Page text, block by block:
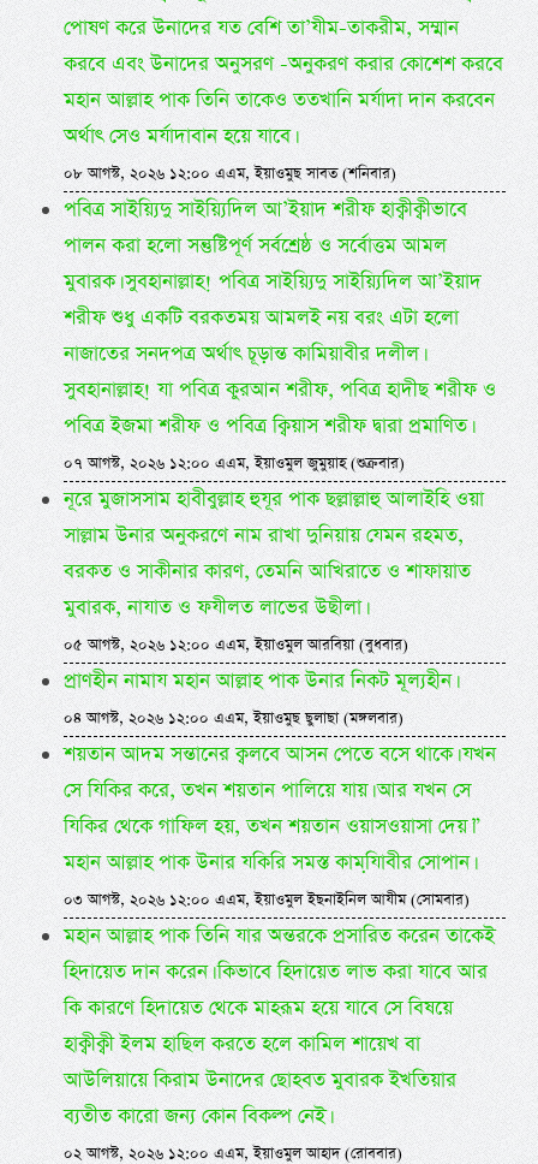
পোষণ করে উনাদের যত বেশি তা’যীম-তাকরীম, সম্মান
করবে এবং উনাদের অনুসরণ -অনুকরণ করার কোশেশ করবে
মহান আল্লাহ পাক তিনি তাকেও ততখানি মর্যাদা দান করবেন
অর্থাৎ সেও মর্যাদাবান হয়ে যাবে।
০৮ আগস্ট, ২০২৬ ১২:০০ এএম, ইয়াওমুছ সাবত (শনিবার)
পবিত্র সাইয়্যিদু সাইয়্যিদিল আ’ইয়াদ শরীফ হাক্বীক্বীভাবে
পালন করা হলো সন্তুষ্টিপূর্ণ সর্বশ্রেষ্ঠ ও সর্বোত্তম আমল
মুবারক। সুবহানাল্লাহ! পবিত্র সাইয়্যিদু সাইয়্যিদিল আ’ইয়াদ
শরীফ শুধু একটি বরকতময় আমলই নয় বরং এটা হলো
নাজাতের সনদপত্র অর্থাৎ চূড়ান্ত কামিয়াবীর দলীল।
সুবহানাল্লাহ! যা পবিত্র কুরআন শরীফ, পবিত্র হাদীছ শরীফ ও
পবিত্র ইজমা শরীফ ও পবিত্র ক্বিয়াস শরীফ দ্বারা প্রমাণিত।
০৭ আগস্ট, ২০২৬ ১২:০০ এএম, ইয়াওমুল জুমুয়াহ (শুক্রবার)
নূরে মুজাসসাম হাবীবুল্লাহ হুযূর পাক ছল্লাল্লাহু আলাইহি ওয়া
সাল্লাম উনার অনুকরণে নাম রাখা দুনিয়ায় যেমন রহমত,
বরকত ও সাকীনার কারণ, তেমনি আখিরাতে ও শাফায়াত
মুবারক, নাযাত ও ফযীলত লাভের উছীলা।
০৫ আগস্ট, ২০২৬ ১২:০০ এএম, ইয়াওমুল আরবিয়া (বুধবার)
প্রাণহীন নামায মহান আল্লাহ পাক উনার নিকট মূল্যহীন।
০৪ আগস্ট, ২০২৬ ১২:০০ এএম, ইয়াওমুছ ছুলাছা (মঙ্গলবার)
শয়তান আদম সন্তানের ক্বলবে আসন পেতে বসে থাকে। যখন
সে যিকির করে, তখন শয়তান পালিয়ে যায়। আর যখন সে
যিকির থেকে গাফিল হয়, তখন শয়তান ওয়াসওয়াসা দেয়।”
মহান আল্লাহ পাক উনার যকিরি সমস্ত কামযি়াবীর সোপান।
০৩ আগস্ট, ২০২৬ ১২:০০ এএম, ইয়াওমুল ইছনাইনিল আযীম (সোমবার)
মহান আল্লাহ পাক তিনি যার অন্তরকে প্রসারিত করেন তাকেই
হিদায়েত দান করেন। কিভাবে হিদায়েত লাভ করা যাবে আর
কি কারণে হিদায়েত থেকে মাহরূম হয়ে যাবে সে বিষয়ে
হাক্বীক্বী ইলম হাছিল করতে হলে কামিল শায়েখ বা
আউলিয়ায়ে কিরাম উনাদের ছোহবত মুবারক ইখতিয়ার
ব্যতীত কারো জন্য কোন বিকল্প নেই।
০২ আগস্ট, ২০২৬ ১২:০০ এএম, ইয়াওমুল আহাদ (রোববার)